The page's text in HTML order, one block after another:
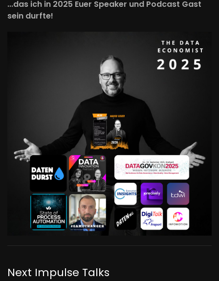
...das ich in 2025 Euer Speaker und Podcast Gast
sein durfte!
Next Impulse Talks